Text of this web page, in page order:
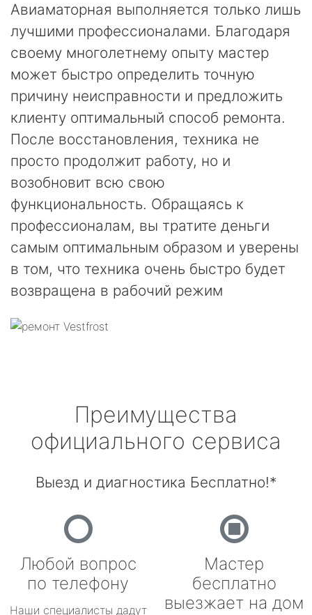
Авиаматорная выполняется только лишь
лучшими профессионалами. Благодаря
своему многолетнему опыту мастер
может быстро определить точную
причину неисправности и предложить
клиенту оптимальный способ ремонта.
После восстановления, техника не
просто продолжит работу, но и
возобновит всю свою
функциональность. Обращаясь к
профессионалам, вы тратите деньги
самым оптимальным образом и уверены
в том, что техника очень быстро будет
возвращена в рабочий режим
Преимущества
официального сервиса
Выезд и диагностика Бесплатно!*
Любой вопрос
по телефону
Наши специалисты дадут
Мастер
бесплатно
выезжает на дом